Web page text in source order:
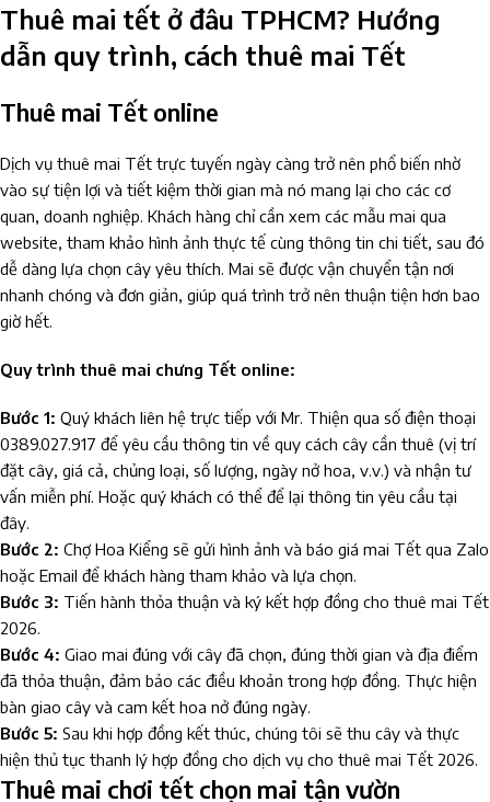
Thuê mai tết ở đâu TPHCM? Hướng
dẫn quy trình, cách thuê mai Tết
Thuê mai Tết online
Dịch vụ thuê mai Tết trực tuyến ngày càng trở nên phổ biến nhờ
vào sự tiện lợi và tiết kiệm thời gian mà nó mang lại cho các cơ
quan, doanh nghiệp. Khách hàng chỉ cần xem các mẫu mai qua
website, tham khảo hình ảnh thực tế cùng thông tin chi tiết, sau đó
dễ dàng lựa chọn cây yêu thích. Mai sẽ được vận chuyển tận nơi
nhanh chóng và đơn giản, giúp quá trình trở nên thuận tiện hơn bao
giờ hết.
Quy trình thuê mai chưng Tết online:
Bước 1: Quý khách liên hệ trực tiếp với Mr. Thiện qua số điện thoại
0389.027.917 để yêu cầu thông tin về quy cách cây cần thuê (vị trí
đặt cây, giá cả, chủng loại, số lượng, ngày nở hoa, v.v.) và nhận tư
vấn miễn phí. Hoặc quý khách có thể để lại thông tin yêu cầu tại
đây.
Bước 2: Chợ Hoa Kiểng sẽ gửi hình ảnh và báo giá mai Tết qua Zalo
hoặc Email để khách hàng tham khảo và lựa chọn.
Bước 3: Tiến hành thỏa thuận và ký kết hợp đồng cho thuê mai Tết
2026.
Bước 4: Giao mai đúng với cây đã chọn, đúng thời gian và địa điểm
đã thỏa thuận, đảm bảo các điều khoản trong hợp đồng. Thực hiện
bàn giao cây và cam kết hoa nở đúng ngày.
Bước 5: Sau khi hợp đồng kết thúc, chúng tôi sẽ thu cây và thực
hiện thủ tục thanh lý hợp đồng cho dịch vụ cho thuê mai Tết 2026.
Thuê mai chơi tết chọn mai tận vườn